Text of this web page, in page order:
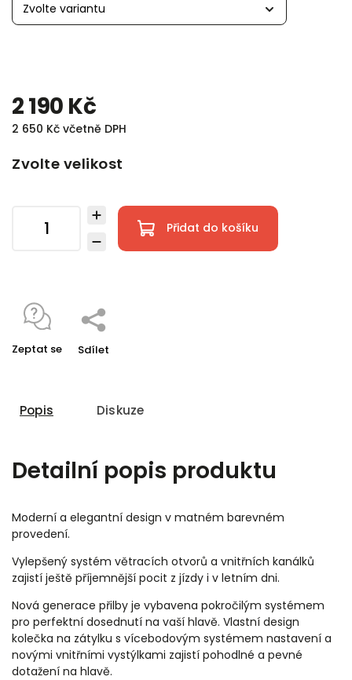
2 190 Kč
2 650 Kč včetně DPH
Zvolte velikost
Přidat do košíku
Zeptat se Sdílet
Popis Diskuze
Detailní popis produktu
Moderní a elegantní design v matném barevném
provedení.
Vylepšený systém větracích otvorů a vnitřních kanálků
zajistí ještě příjemnější pocit z jízdy i v letním dni.
Nová generace přilby je vybavena pokročilým systémem
pro perfektní dosednutí na vaší hlavě. Vlastní design
kolečka na zátylku s vícebodovým systémem nastavení a
novými vnitřními vystýlkami zajistí pohodlné a pevné
dotažení na hlavě.